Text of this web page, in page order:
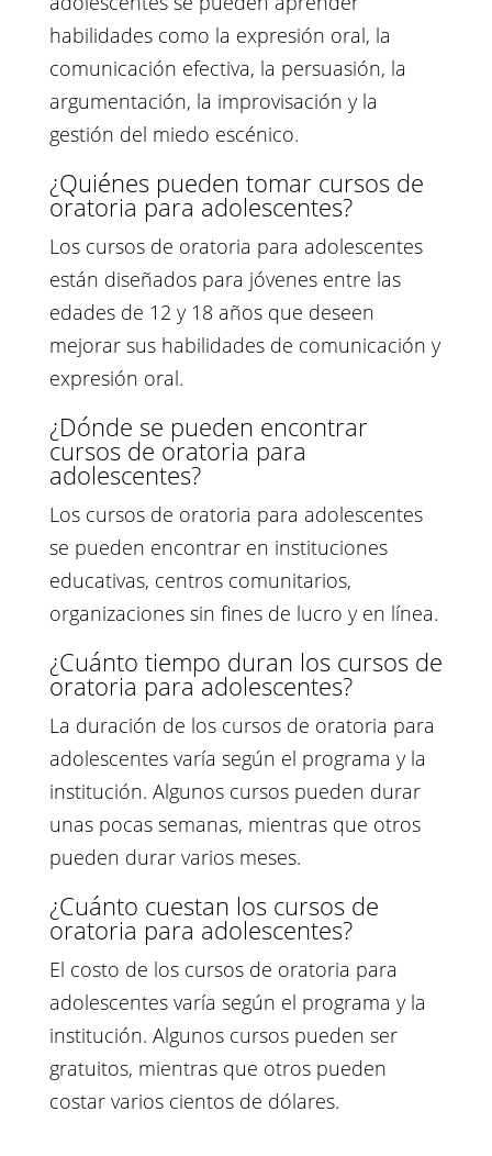
habilidades como la expresión oral, la
comunicación efectiva, la persuasión, la
argumentación, la improvisación y la
gestión del miedo escénico.
¿Quiénes pueden tomar cursos de
oratoria para adolescentes?
Los cursos de oratoria para adolescentes
están diseñados para jóvenes entre las
edades de 12 y 18 años que deseen
mejorar sus habilidades de comunicación y
expresión oral.
¿Dónde se pueden encontrar
cursos de oratoria para
adolescentes?
Los cursos de oratoria para adolescentes
se pueden encontrar en instituciones
educativas, centros comunitarios,
organizaciones sin fines de lucro y en línea.
¿Cuánto tiempo duran los cursos de
oratoria para adolescentes?
La duración de los cursos de oratoria para
adolescentes varía según el programa y la
institución. Algunos cursos pueden durar
unas pocas semanas, mientras que otros
pueden durar varios meses.
¿Cuánto cuestan los cursos de
oratoria para adolescentes?
El costo de los cursos de oratoria para
adolescentes varía según el programa y la
institución. Algunos cursos pueden ser
gratuitos, mientras que otros pueden
costar varios cientos de dólares.